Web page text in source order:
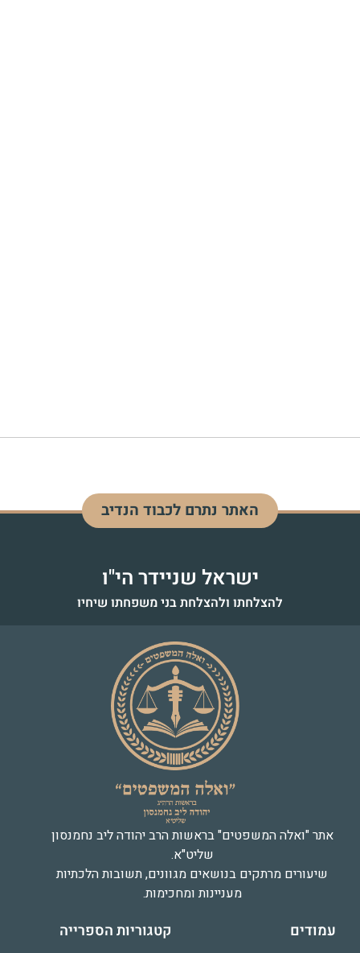
דוד בן מנחם
האתר נתרם לכבוד הנדיב
ישראל שניידר הי"ו
להצלחתו ולהצלחת בני משפחתו שיחיו
אתר "ואלה המשפטים" בראשות הרב יהודה ליב נחמנסון
שליט"א.
שיעורים מרתקים בנושאים מגוונים, תשובות הלכתיות
מעניינות ומחכימות.
עמודים קטגוריות הספרייה